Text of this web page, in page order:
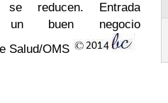
reducen.
Entrada
un buen negocio
Salud/OMS